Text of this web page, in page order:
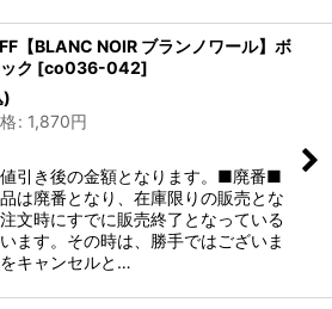
【BLANC NOIR ブランノワール】ボ
ク [co036-042]
)
: 1,870円
引き後の金額となります。■廃番■
は廃番となり、在庫限りの販売とな
文時にすでに販売終了となっている
ます。その時は、勝手ではございま
キャンセルと…